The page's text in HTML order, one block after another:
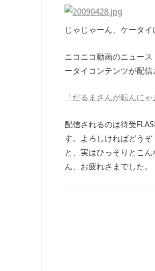
じゃじゃーん、ケータイ
ニコニコ動画のニュース
ータイコンテンツが配
「だるまさんが転んに
配信されるのは待受
す。よろしければどうぞ
と、実はひっそりとこ
ん、お疲れさまでした。